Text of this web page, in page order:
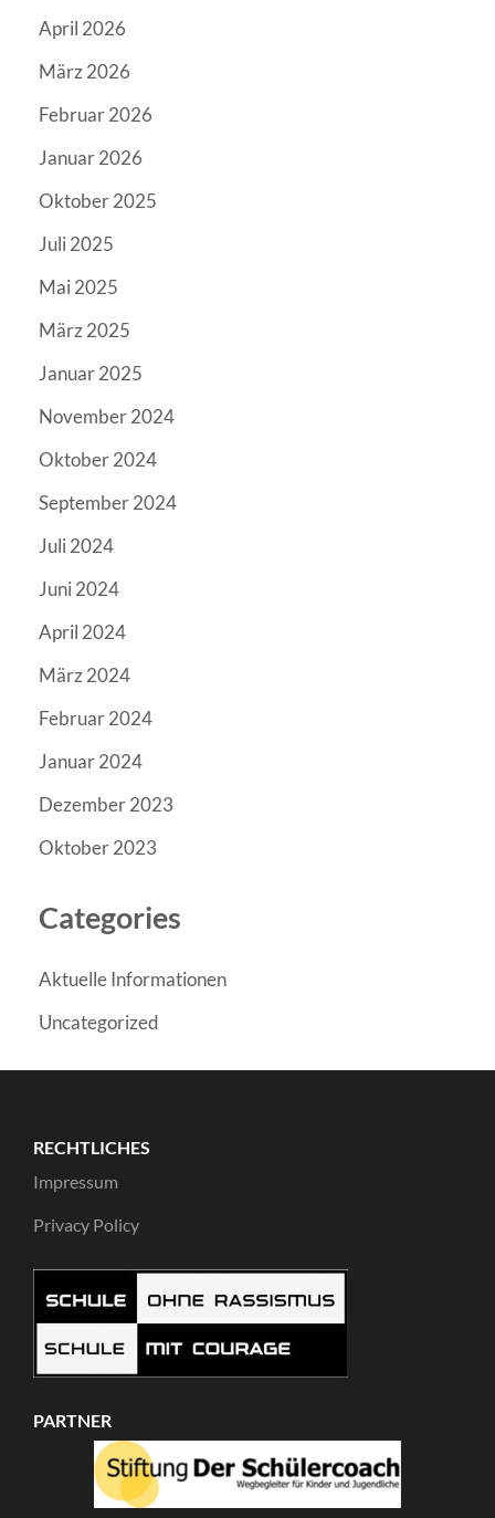
April 2026
März 2026
Februar 2026
Januar 2026
Oktober 2025
Juli 2025
Mai 2025
März 2025
Januar 2025
November 2024
Oktober 2024
September 2024
Juli 2024
Juni 2024
April 2024
März 2024
Februar 2024
Januar 2024
Dezember 2023
Oktober 2023
Categories
Aktuelle Informationen
Uncategorized
RECHTLICHES
Impressum
Privacy Policy
PARTNER